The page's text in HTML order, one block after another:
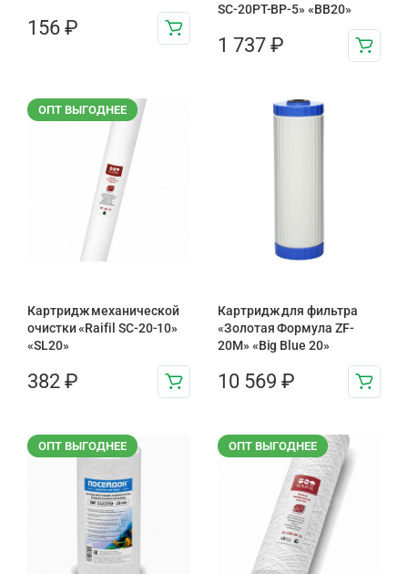
156 ₽
SC-20PT-ВР-5» «BB20»
1 737 ₽
ОПТ ВЫГОДНЕЕ
Картридж механической
очистки «Raifil SC-20-10»
«SL20»
382 ₽
Картридж для фильтра
«Золотая Формула ZF-
20М» «Big Blue 20»
10 569 ₽
ОПТ ВЫГОДНЕЕ ОПТ ВЫГОДНЕЕ